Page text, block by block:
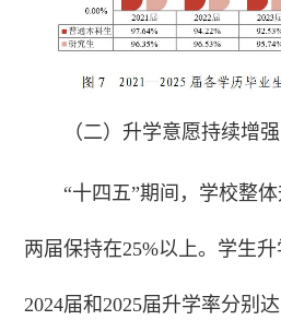
（二）升学意愿持续增
“十四五”期间，学校整
两届保持在25%以上。学生升
2024届和2025届升学率分别达